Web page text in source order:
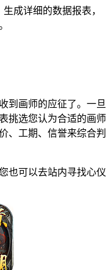
成详细的数据报表，
画师的应征了。一旦
挑选您认为合适的画师
、工期、信誉来综合判
可以去站内寻找心仪